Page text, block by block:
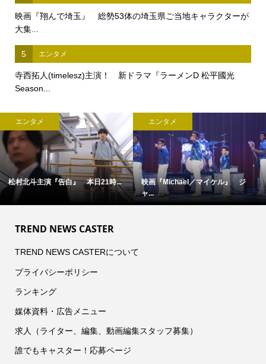
映画『翔んで埼玉』 総勢53体の埼玉県ご当地キャラクターが
大集...
5 エンタメ
寺西拓人(timelesz)主演！ 新ドラマ『ラーメンD 松平國光
Season...
エンタメ
松村北斗主演『告白』 本日21時...
エンタメ
映画『Michael／マイケル』 ジ
ャ...
TREND NEWS CASTER
TREND NEWS CASTERについて
プライバシーポリシー
ランキング
媒体資料・広告メニュー
求人（ライター、編集、動画編集スタッフ募集）
誰でもキャスター！応募ページ